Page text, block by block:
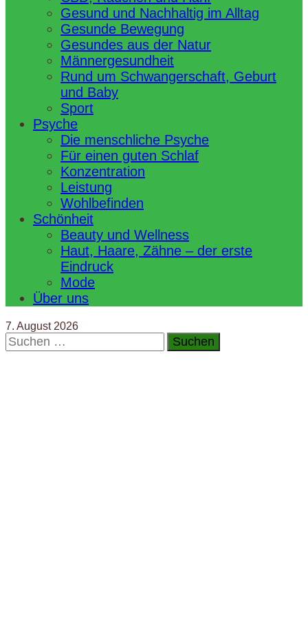
Gesund und Nachhaltig im Alltag
Gesunde Bewegung
Gesundes aus der Natur
Männergesundheit
Rund um Schwangerschaft, Geburt
und Baby
Sport
Psyche
Die menschliche Psyche
Für einen guten Schlaf
Konzentration
Leistung
Wohlbefinden
Schönheit
Beauty und Wellness
Haut, Haare, Zähne – der erste
Eindruck
Mode
Über uns
7. August 2026
Suchen
nach: